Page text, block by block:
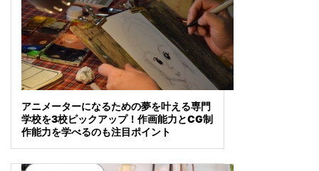
アニメーターになるための夢を叶える専門
学校を3校ピックアップ！作画能力とCG制
作能力を学べるのも注目ポイント